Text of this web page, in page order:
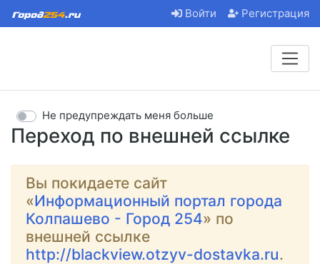
Войти Регистрация
Переход по внешней ссылке
Не предупреждать меня больше
Вы покидаете сайт
«Информационный портал города
Колпашево - Город 254» по
внешней ссылке
http://blackview.otzyv-dostavka.ru.